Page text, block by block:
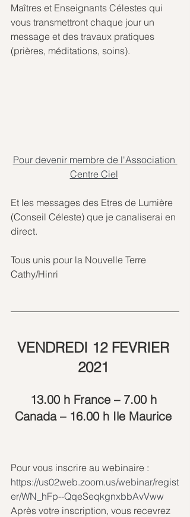
Maîtres et Enseignants Célestes qui
vous transmettront chaque jour un
message et des travaux pratiques
(prières, méditations, soins).
Pour devenir membre de l'Association
Centre Ciel
Et les messages des Etres de Lumière
(Conseil Céleste) que je canaliserai en
direct.
Tous unis pour la Nouvelle Terre
Cathy/Hinri
VENDREDI 12 FEVRIER
2021
13.00 h France – 7.00 h
Canada – 16.00 h Ile Maurice
Pour vous inscrire au webinaire :
https://us02web.zoom.us/webinar/regist
er/WN_hFp--QqeSeqkgnxbbAvVww
Après votre inscription, vous recevrez